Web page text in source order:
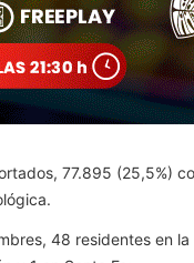
77.895 (25,5%)
48 residentes en